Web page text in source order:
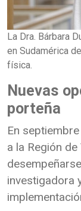
La Dra. Bárbara
en Sudamérica
física.
Nuevas
porteña
En
a la Región
investigadora